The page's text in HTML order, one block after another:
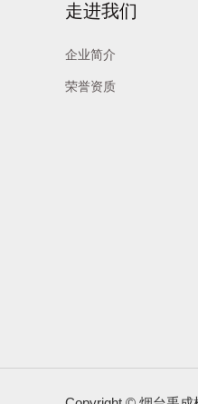
走进我们
企业简介
荣誉资质